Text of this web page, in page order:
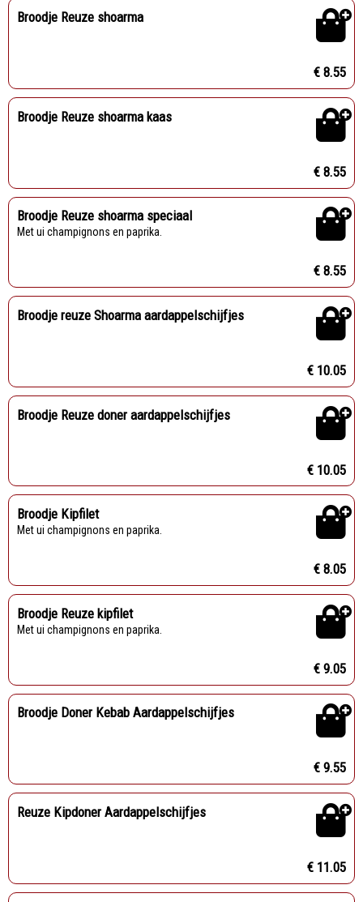
Broodje Reuze shoarma
€ 8.55
Broodje Reuze shoarma kaas
€ 8.55
Broodje Reuze shoarma speciaal
Met ui champignons en paprika.
€ 8.55
Broodje reuze Shoarma aardappelschijfjes
€ 10.05
Broodje Reuze doner aardappelschijfjes
€ 10.05
Broodje Kipfilet
Met ui champignons en paprika.
€ 8.05
Broodje Reuze kipfilet
Met ui champignons en paprika.
€ 9.05
Broodje Doner Kebab Aardappelschijfjes
€ 9.55
Reuze Kipdoner Aardappelschijfjes
€ 11.05